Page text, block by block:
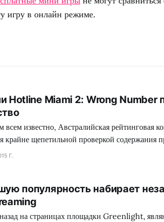
игру в онлайн режиме.
Hotline Miami 2: Wrong Number
всем известно, Австралийская рейтинговая
крайне щепетильной проверкой содержания
игровая индустрия, подвергает
Так сказать, под нож могло попасть
Г.
популярность набирает
на страницах площадки Greenlight,